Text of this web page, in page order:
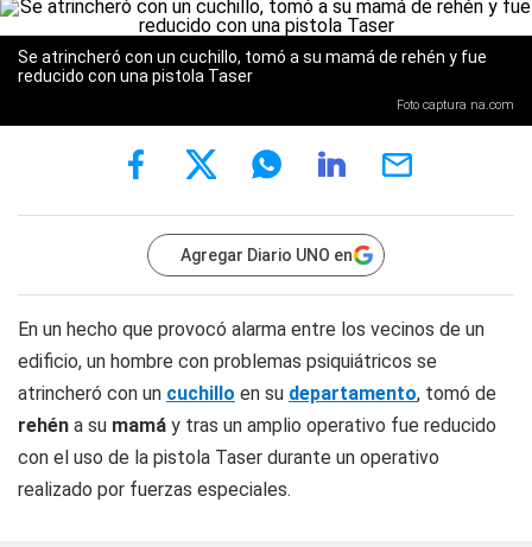
Se atrincheró con un cuchillo, tomó a su mamá de rehén y fue
reducido con una pistola Taser
Foto captura na.com
Agregar Diario UNO en
En un hecho que provocó alarma entre los vecinos de un
edificio, un hombre con problemas psiquiátricos se
atrincheró con un cuchillo en su departamento, tomó de
rehén a su mamá y tras un amplio operativo fue reducido
con el uso de la pistola Taser durante un operativo
realizado por fuerzas especiales.